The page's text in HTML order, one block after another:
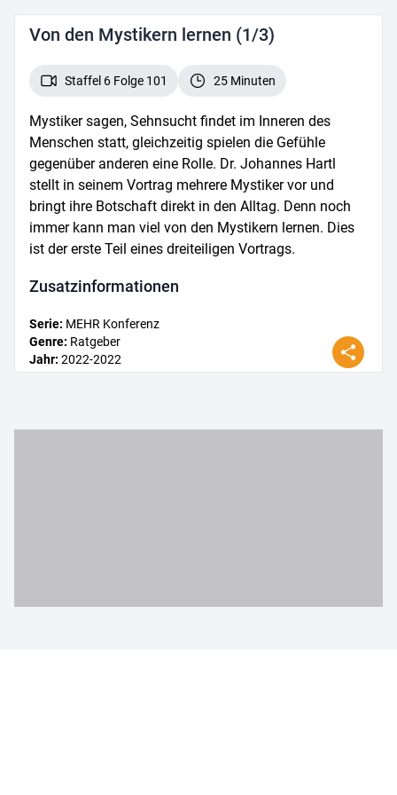
Von den Mystikern lernen (1/3)
Staffel 6 Folge 101 25 Minuten
Mystiker sagen, Sehnsucht findet im Inneren des
Menschen statt, gleichzeitig spielen die Gefühle
gegenüber anderen eine Rolle. Dr. Johannes Hartl
stellt in seinem Vortrag mehrere Mystiker vor und
bringt ihre Botschaft direkt in den Alltag. Denn noch
immer kann man viel von den Mystikern lernen. Dies
ist der erste Teil eines dreiteiligen Vortrags.
Zusatz­informationen
Serie: MEHR Konferenz
Genre: Ratgeber
Jahr: 2022-2022